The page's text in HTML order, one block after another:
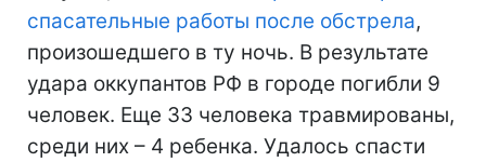
спасательные работы после обстрела,
произошедшего в ту ночь. В результате
удара оккупантов РФ в городе погибли 9
человек. Еще 33 человека травмированы,
среди них – 4 ребенка. Удалось спасти